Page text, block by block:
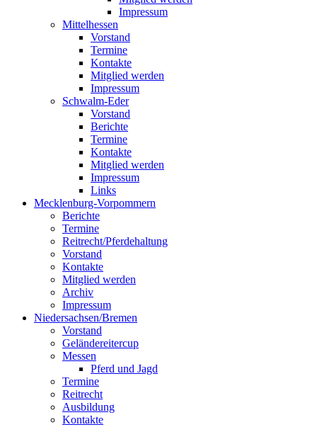
Impressum
Mittelhessen
Vorstand
Termine
Kontakte
Mitglied werden
Impressum
Schwalm-Eder
Vorstand
Berichte
Termine
Kontakte
Mitglied werden
Impressum
Links
Mecklenburg-Vorpommern
Berichte
Termine
Reitrecht/Pferdehaltung
Vorstand
Kontakte
Mitglied werden
Archiv
Impressum
Niedersachsen/Bremen
Vorstand
Geländereitercup
Messen
Pferd und Jagd
Termine
Reitrecht
Ausbildung
Kontakte